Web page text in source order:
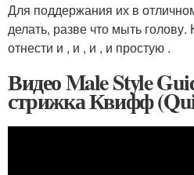
Для поддержания их в
делать, разве что мыть
отнести и , и , и , и простую .
Видео Male Style
стрижка Квифф